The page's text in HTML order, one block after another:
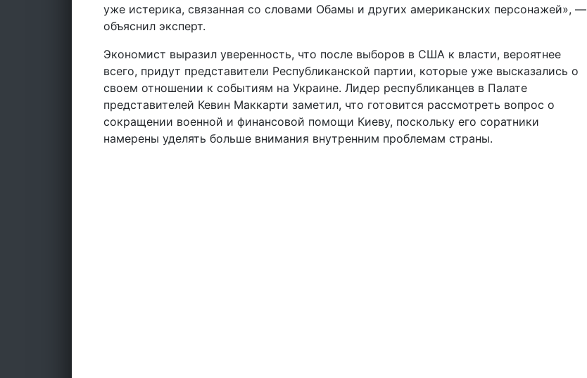
уже истерика, связанная со словами Обамы и других американских персонажей», —
объяснил эксперт.
Экономист выразил уверенность, что после выборов в США к власти, вероятнее
всего, придут представители Республиканской партии, которые уже высказались о
своем отношении к событиям на Украине. Лидер республиканцев в Палате
представителей Кевин Маккарти заметил, что готовится рассмотреть вопрос о
сокращении военной и финансовой помощи Киеву, поскольку его соратники
намерены уделять больше внимания внутренним проблемам страны.